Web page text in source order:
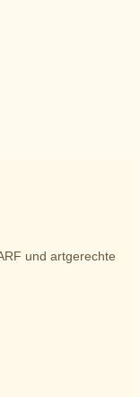
und artgerechte